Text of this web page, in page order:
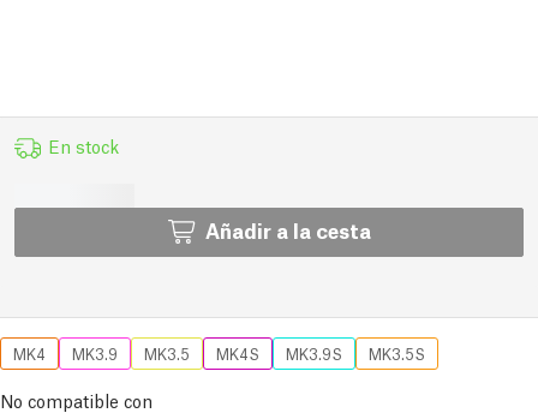
En stock
Añadir a la cesta
MK4 MK3.9 MK3.5 MK4S MK3.9S MK3.5S
No compatible con